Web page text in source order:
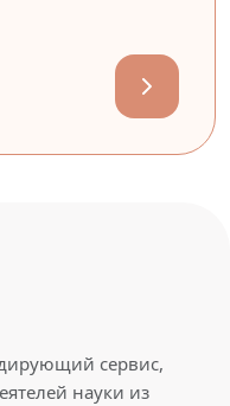
сервис,
науки из